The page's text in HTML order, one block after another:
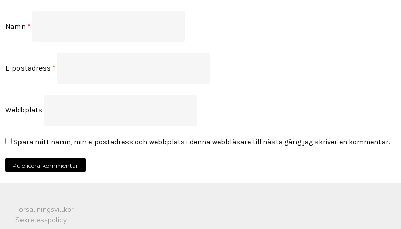
Namn *
E-postadress *
Webbplats
Spara mitt namn, min e-postadress och webbplats i denna webbläsare till nästa gång jag skriver en kommentar.
_
Försäljningsvillkor
Sekretesspolicy